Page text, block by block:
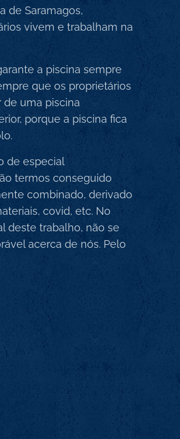
de Saramagos,
vivem e trabalham na
a piscina sempre
que os proprietários
de uma piscina
porque a piscina fica
de especial
termos conseguido
combinado, derivado
covid, etc. No
deste trabalho, não se
acerca de nós. Pelo